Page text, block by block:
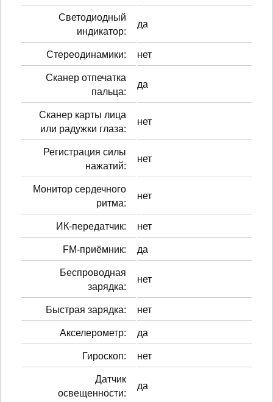
Светодиодный
индикатор:
да
Стереодинамики: нет
Сканер отпечатка
пальца:
да
Сканер карты лица
или радужки глаза:
нет
Регистрация силы
нажатий:
нет
Монитор сердечного
ритма:
нет
ИК-передатчик: нет
FM-приёмник: да
Беспроводная
зарядка:
нет
Быстрая зарядка: нет
Акселерометр: да
Гироскоп: нет
Датчик
освещенности:
да